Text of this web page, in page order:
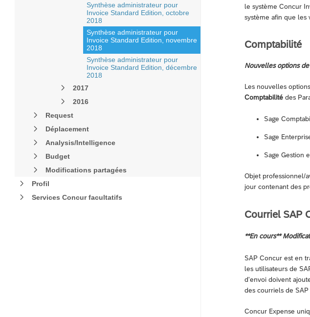
Synthèse administrateur pour
Invoice Standard Edition, octobre
2018
Synthèse administrateur pour
Invoice Standard Edition, novembre
2018
Synthèse administrateur pour
Invoice Standard Edition, décembre
2018
2017
2016
Request
Déplacement
Analysis/Intelligence
Budget
Modifications partagées
Profil
Services Concur facultatifs
le système Concur
système afin que les
Comptabilité
Nouvelles options
Les nouvelles
Comptabilité des
Sage
Sage
Sage Gestion
Objet professionnel/
jour contenant des
Courriel SAP
**En cours**
SAP Concur est en
les utilisateurs de
d'envoi doivent
des courriels de SAP
Concur Expense